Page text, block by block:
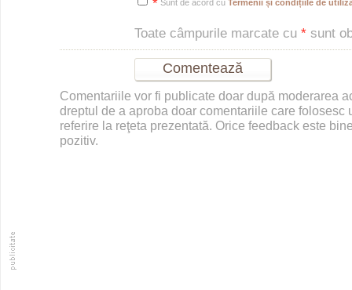
* Sunt de acord cu Termenii și condițiile de
Toate câmpurile marcate cu * sunt
Comentariile vor fi publicate doar după moderarea
dreptul de a aproba doar comentariile care folosesc
referire la reţeta prezentată. Orice feedback este
pozitiv.